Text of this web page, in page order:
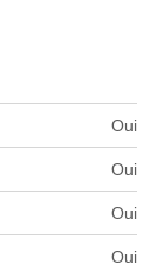
Oui
Oui
Oui
Oui